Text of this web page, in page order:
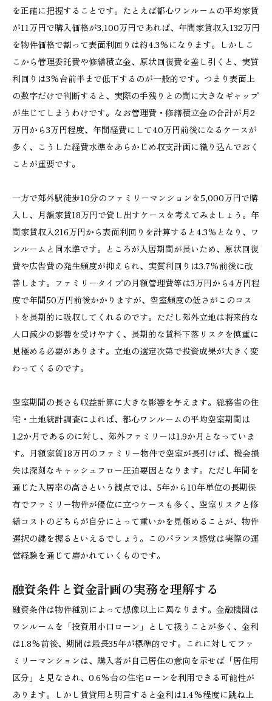
を正確に把握することです。たとえば都心ワンルームの平均家賃
が11万円で購入価格が3,100万円であれば、年間家賃収入132万円
を物件価格で割って表面利回りは約4.3%になります。しかしこ
こから管理委託費や修繕積立金、原状回復費を差し引くと、実質
利回りは3%台前半まで低下するのが一般的です。つまり表面上
の数字だけで判断すると、実際の手残りとの間に大きなギャップ
が生じてしまうわけです。なお管理費・修繕積立金の合計が月2
万円から3万円程度、年間経費にして40万円前後になるケースが
多く、こうした経費水準をあらかじめ収支計画に織り込んでおく
ことが重要です。
一方で郊外駅徒歩10分のファミリーマンションを5,000万円で購
入し、月額家賃18万円で貸し出すケースを考えてみましょう。年
間家賃収入216万円から表面利回りを計算すると4.3%となり、ワ
ンルームと同水準です。ところが入居期間が長いため、原状回復
費や広告費の発生頻度が抑えられ、実質利回りは3.7%前後に改
善します。ファミリータイプの月額管理費等は3万円から4万円程
度で年間50万円前後かかりますが、空室頻度の低さがこのコス
トを長期的に吸収してくれるのです。ただし郊外立地は将来的な
人口減少の影響を受けやすく、長期的な賃料下落リスクを慎重に
見極める必要があります。立地の選定次第で投資成果が大きく変
わってくるのです。
空室期間の長さも収益計算に大きな影響を与えます。総務省の住
宅・土地統計調査によれば、都心ワンルームの平均空室期間は
1.2か月であるのに対し、郊外ファミリーは1.9か月となっていま
す。月額家賃18万円のファミリー物件で空室が長引けば、機会損
失は深刻なキャッシュフロー圧迫要因となります。ただし年間を
通じた入居率の高さという観点では、5年から10年単位の長期保
有でファミリー物件が優位に立つケースも多く、空室リスクと修
繕コストのどちらが自分にとって重いかを見極めることが、物件
選択の鍵を握るといえるでしょう。このバランス感覚は実際の運
営経験を通じて磨かれていくものです。
融資条件と資金計画の実務を理解する
融資条件は物件種別によって想像以上に異なります。金融機関は
ワンルームを「投資用小口ローン」として扱うことが多く、金利
は1.8%前後、期間は最長35年が標準的です。これに対してファ
ミリーマンションは、購入者が自己居住の意向を示せば「居住用
区分」と見なされ、0.6%台の住宅ローンを利用できる可能性が
あります。しかし賃貸用と明言すると金利は1.4%程度に跳ね上